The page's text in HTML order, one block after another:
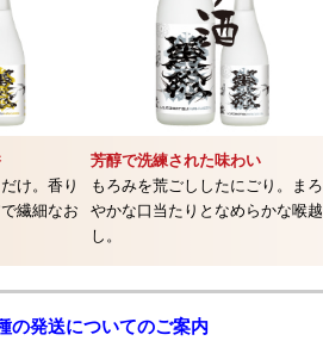
け。香り
繊細なお
芳醇で洗練された味わい
もろみを荒ごししたにごり。まろ
やかな口当たりとなめらかな喉越
し。
の発送についてのご案内